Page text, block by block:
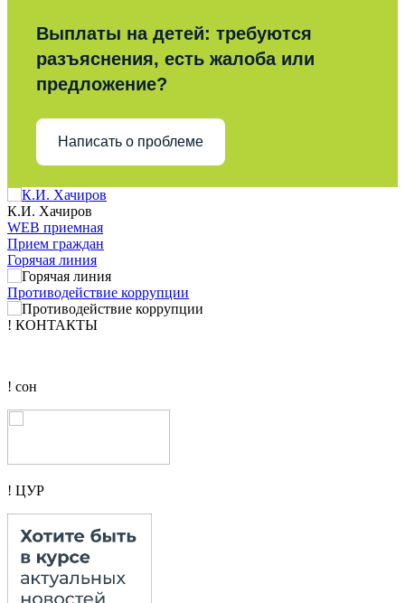
Выплаты на детей: требуются
разъяснения, есть жалоба или
предложение?
Написать о проблеме
К.И. Хачиров
WEB приемная
Прием граждан
Горячая линия
Противодействие коррупции
! КОНТАКТЫ
! сон
! ЦУР